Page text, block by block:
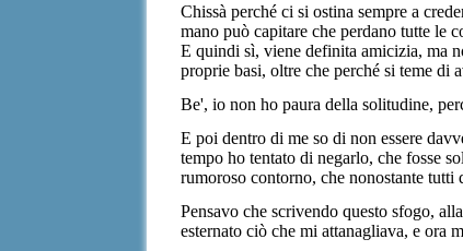
Chissà perché ci si ostina sempre a
mano può capitare che perdano tutte le
E quindi sì, viene definita amicizia, ma
proprie basi, oltre che perché si teme di
Be', io non ho paura della solitudine,
E poi dentro di me so di non essere
tempo ho tentato di negarlo, che fosse
rumoroso contorno, che nonostante
Pensavo che scrivendo questo sfogo,
esternato ciò che mi attanagliava, e ora